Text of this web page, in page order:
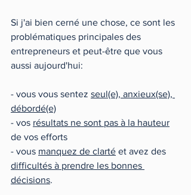
Si j'ai bien cerné une chose, ce sont les
problématiques principales des
entrepreneurs et peut-être que vous
aussi aujourd'hui:
- vous vous sentez seul(e), anxieux(se),
débordé(e)
- vos résultats ne sont pas à la hauteur
de vos efforts
- vous manquez de clarté et avez des
difficultés à prendre les bonnes
décisions.